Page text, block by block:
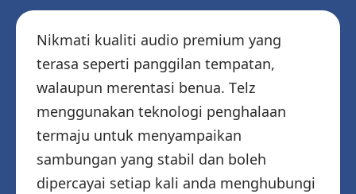
Nikmati kualiti audio premium yang
terasa seperti panggilan tempatan,
walaupun merentasi benua. Telz
menggunakan teknologi penghalaan
termaju untuk menyampaikan
sambungan yang stabil dan boleh
dipercayai setiap kali anda menghubungi